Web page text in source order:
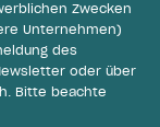
Zwecken
Unternehmen)
des
oder über
Bitte beachte